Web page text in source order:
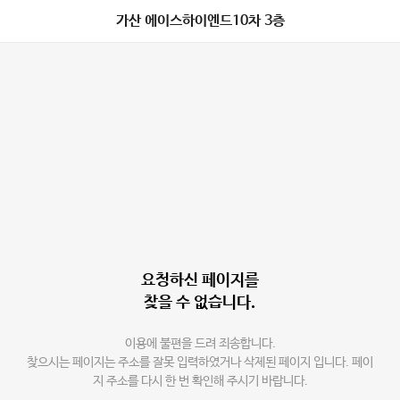
가산 에이스하이엔드10차 3층
요청하신 페이지를
찾을 수 없습니다.
이용에 불편을 드려 죄송합니다.
찾으시는 페이지는 주소를 잘못 입력하였거나 삭제된 페이지 입니다. 페이
지 주소를 다시 한 번 확인해 주시기 바랍니다.